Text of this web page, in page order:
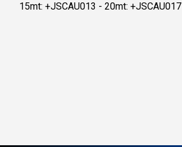
15mt: +JSCAU013 - 20mt: +JSCAU017